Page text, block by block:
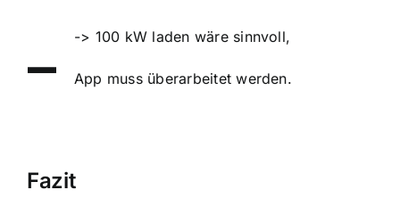
– -> 100 kW laden wäre sinnvoll,
App muss überarbeitet werden.
Fazit